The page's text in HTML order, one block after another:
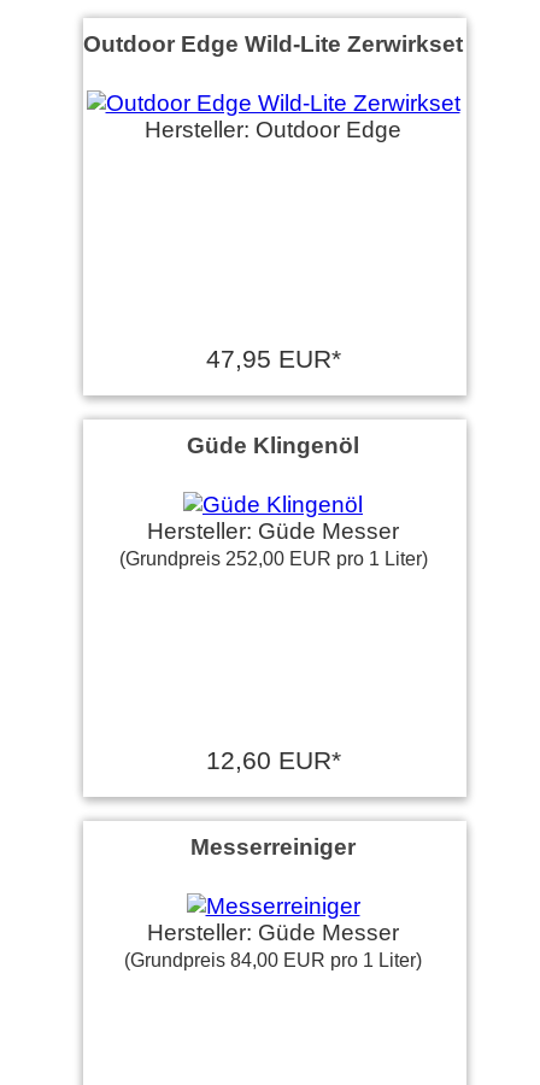
Outdoor Edge Wild-Lite Zerwirkset
Hersteller: Outdoor Edge
47,95 EUR*
Güde Klingenöl
Hersteller: Güde Messer
(Grundpreis 252,00 EUR pro 1 Liter)
12,60 EUR*
Messerreiniger
Hersteller: Güde Messer
(Grundpreis 84,00 EUR pro 1 Liter)